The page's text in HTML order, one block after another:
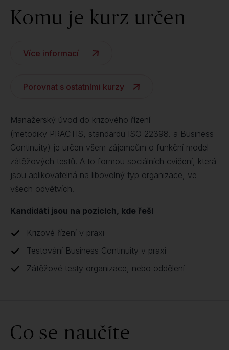
Komu je kurz určen
Více informací
Porovnat s ostatními kurzy
Manažerský úvod do krizového řízení
(metodiky PRACTIS, standardu ISO 22398. a Business
Continuity) je určen všem zájemcům o funkční model
zátěžových testů. A to formou sociálních cvičení, která
jsou aplikovatelná na libovolný typ organizace, ve
všech odvětvích.
Kandidáti jsou na pozicích, kde řeší
Krizové řízení v praxi
Testování Business Continuity v praxi
Zátěžové testy organizace, nebo oddělení
Co se naučíte